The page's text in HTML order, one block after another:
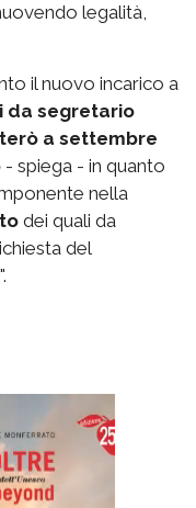
legalità,
il nuovo incarico a
da segretario
a settembre
- spiega - in quanto
nella
dei quali da
del
".